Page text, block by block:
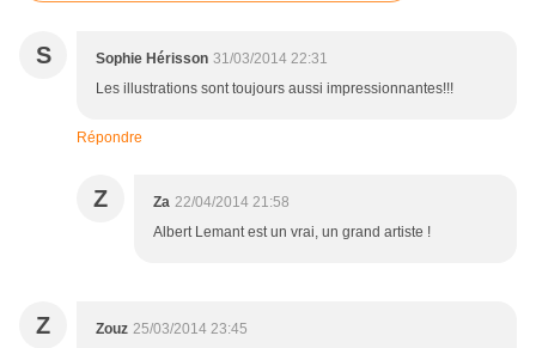
S Sophie Hérisson 31/03/2014 22:31
Les illustrations sont toujours aussi impressionnantes!!!
Répondre
Z Za 22/04/2014 21:58
Albert Lemant est un vrai, un grand artiste !
Z Zouz 25/03/2014 23:45